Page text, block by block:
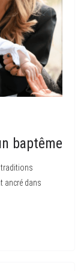
baptême
ancré dans